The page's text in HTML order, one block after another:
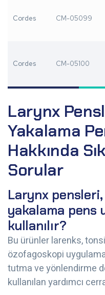
Cordes CM-05099
Cordes CM-05100
Larynx
Yakalama
Hakkında
Sorular
Larynx
yakalama pens
kullanılır?
Bu ürünler larenks,
özofagoskopi
tutma ve yönlendirme
kullanılan yardımcı